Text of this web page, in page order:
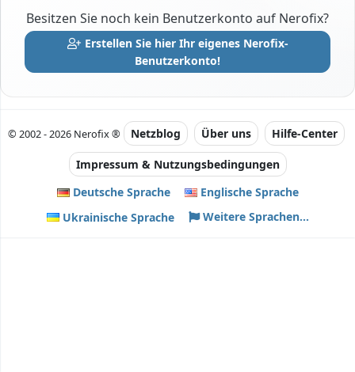
Besitzen Sie noch kein Benutzerkonto auf Nerofix?
Erstellen Sie hier Ihr eigenes Nerofix-
Benutzerkonto!
© 2002 - 2026 Nerofix ® Netzblog Über uns Hilfe-Center
Impressum & Nutzungsbedingungen
Deutsche Sprache
Englische Sprache
Ukrainische Sprache
Weitere Sprachen...